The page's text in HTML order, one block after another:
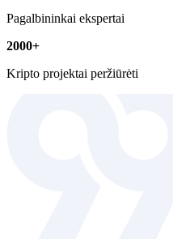
Pagalbininkai ekspertai
2000+
Kripto projektai peržiūrėti